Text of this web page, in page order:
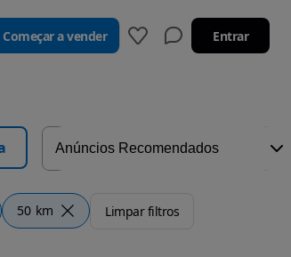
Começar a vender Entrar
50 km Limpar filtros